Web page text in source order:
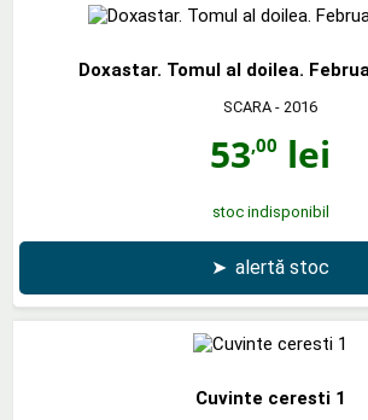
Doxastar. Tomul al doilea.
SCARA - 2016
53,00 lei
stoc indisponibil
➤ alertă stoc
Cuvinte ceresti 1